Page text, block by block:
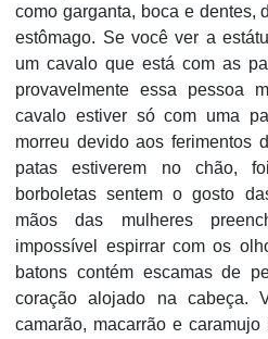
como garganta, boca e dentes,
estômago. Se você ver a
um cavalo que está com as
provavelmente essa pessoa
cavalo estiver só com uma
morreu devido aos ferimentos
patas estiverem no chão,
borboletas sentem o gosto
mãos das mulheres
impossível espirrar com os
batons contém escamas de
coração alojado na cabeça.
camarão, macarrão e